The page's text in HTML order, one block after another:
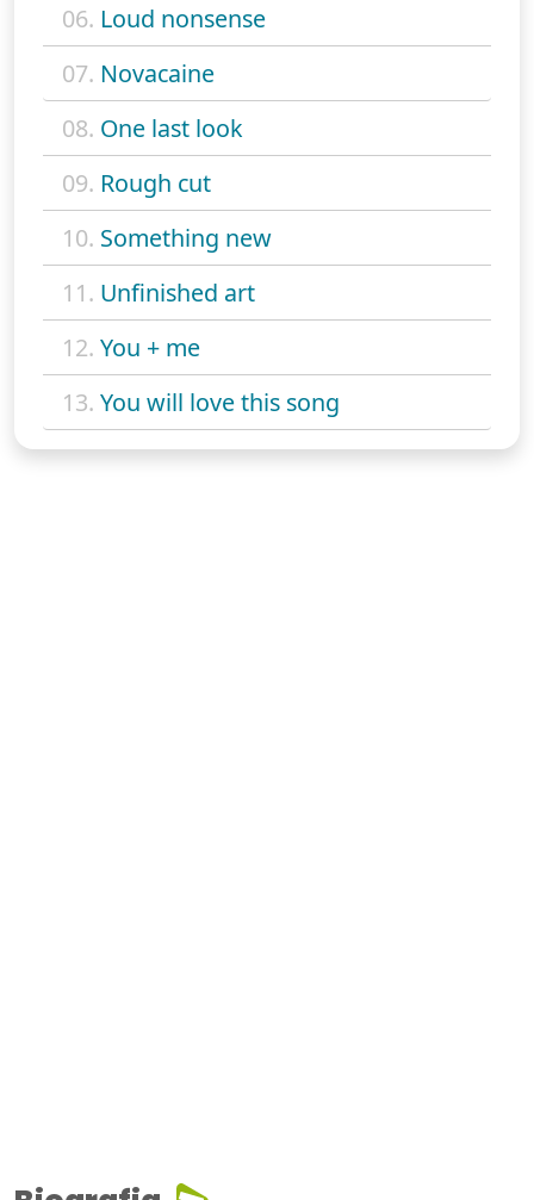
06. Loud nonsense
07. Novacaine
08. One last look
09. Rough cut
10. Something new
11. Unfinished art
12. You + me
13. You will love this song